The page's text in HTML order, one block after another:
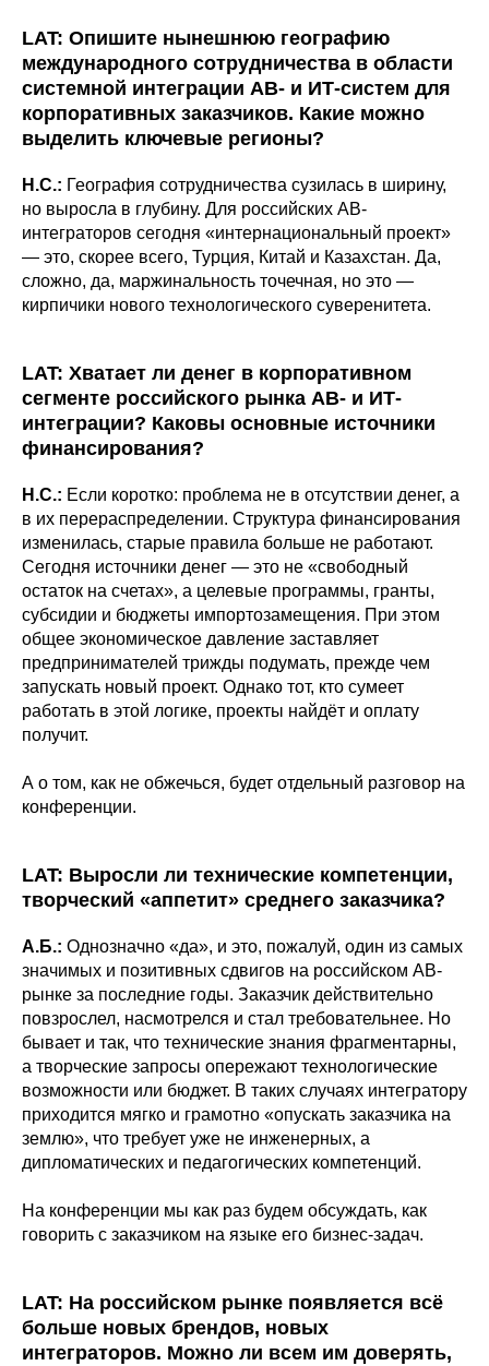
LAT: Опишите нынешнюю географию
международного сотрудничества в области
системной интеграции АВ- и ИТ-систем для
корпоративных заказчиков. Какие можно
выделить ключевые регионы?
Н.С.: География сотрудничества сузилась в ширину,
но выросла в глубину. Для российских АВ-
интеграторов сегодня «интернациональный проект»
— это, скорее всего, Турция, Китай и Казахстан. Да,
сложно, да, маржинальность точечная, но это —
кирпичики нового технологического суверенитета.
LAT: Хватает ли денег в корпоративном
сегменте российского рынка АВ- и ИТ-
интеграции? Каковы основные источники
финансирования?
Н.С.: Если коротко: проблема не в отсутствии денег, а
в их перераспределении. Структура финансирования
изменилась, старые правила больше не работают.
Сегодня источники денег — это не «свободный
остаток на счетах», а целевые программы, гранты,
субсидии и бюджеты импортозамещения. При этом
общее экономическое давление заставляет
предпринимателей трижды подумать, прежде чем
запускать новый проект. Однако тот, кто сумеет
работать в этой логике, проекты найдёт и оплату
получит.
А о том, как не обжечься, будет отдельный разговор на
конференции.
LAT: Выросли ли технические компетенции,
творческий «аппетит» среднего заказчика?
А.Б.: Однозначно «да», и это, пожалуй, один из самых
значимых и позитивных сдвигов на российском АВ-
рынке за последние годы. Заказчик действительно
повзрослел, насмотрелся и стал требовательнее. Но
бывает и так, что технические знания фрагментарны,
а творческие запросы опережают технологические
возможности или бюджет. В таких случаях интегратору
приходится мягко и грамотно «опускать заказчика на
землю», что требует уже не инженерных, а
дипломатических и педагогических компетенций.
На конференции мы как раз будем обсуждать, как
говорить с заказчиком на языке его бизнес-задач.
LAT: На российском рынке появляется всё
больше новых брендов, новых
интеграторов. Можно ли всем им доверять,